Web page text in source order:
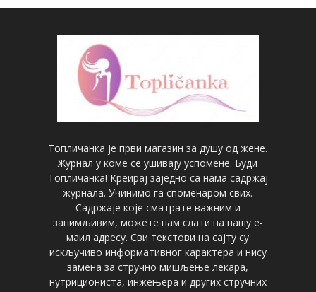
Топличанка је први магазин за душу од жене.
Журнал у коме се ушивају успомене. Буди
Топличанка! Креирај заједно са нама садржај
журнала. Учинимо га споменаром свих.
Садржаје које сматрате важним и
занимљивим, можете нам слати на нашу е-
маил адресу. Сви текстови на сајту су
искључиво информативног карактера и нису
замена за стручно мишљење лекара,
нутрициониста, инжењера и других стручних